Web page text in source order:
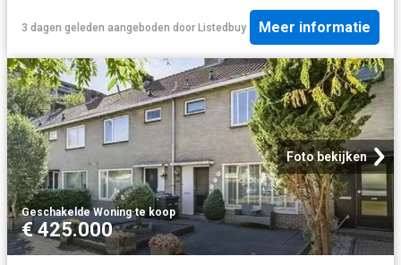
3 dagen geleden aangeboden door Listedbuy Meer informatie
Foto bekijken
Geschakelde Woning·te koop
€ 425.000